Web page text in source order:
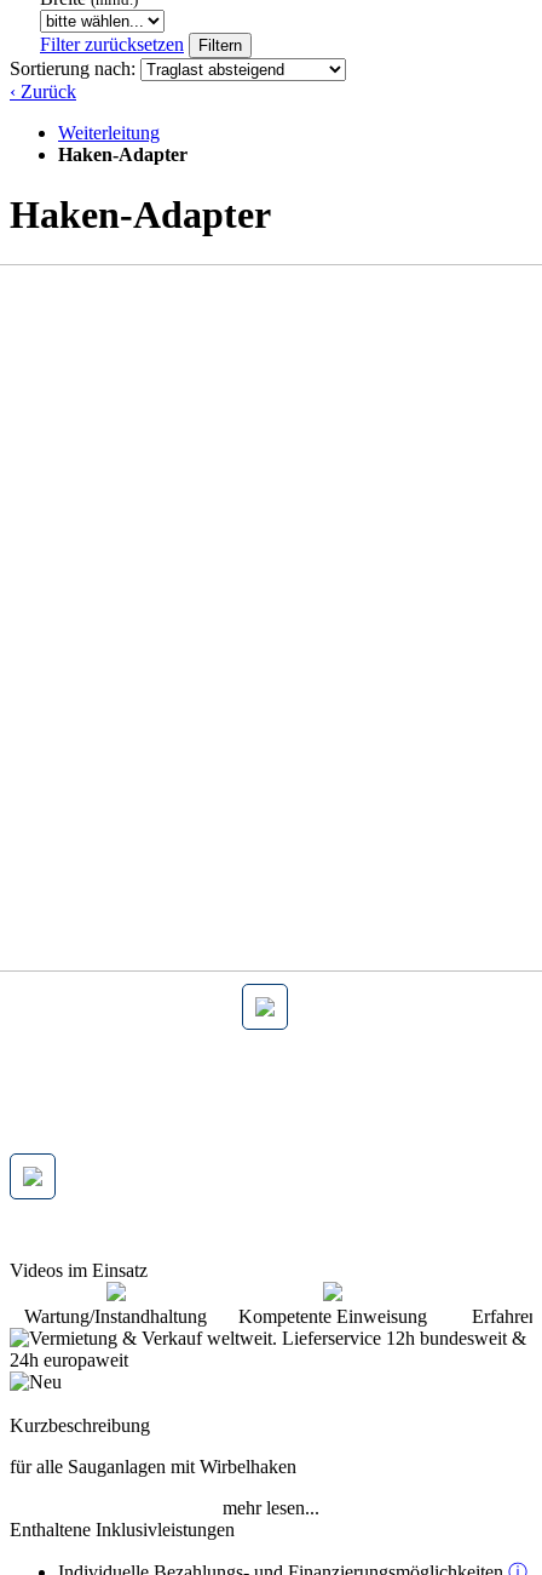
Filter zurücksetzen Filtern
Sortierung nach:
‹ Zurück
Weiterleitung
Haken-Adapter
Haken-Adapter
Videos im Einsatz
Wartung/Instandhaltung Kompetente Einweisung
Kurzbeschreibung
für alle Sauganlagen mit Wirbelhaken
mehr lesen...
Enthaltene Inklusivleistungen